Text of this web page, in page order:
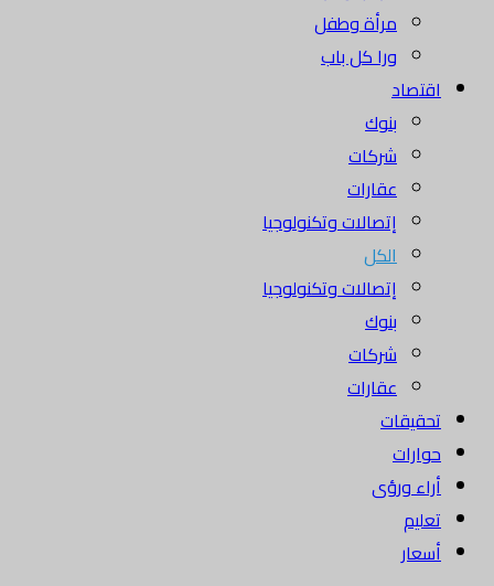
مرأة وطفل
ورا كل باب
اقتصاد
بنوك
شركات
عقارات
إتصالات وتكنولوجيا
الكل
إتصالات وتكنولوجيا
بنوك
شركات
عقارات
تحقيقات
حوارات
أراء ورؤى
تعليم
أسعار